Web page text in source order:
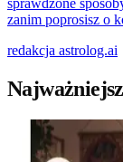
zanim poprosisz o
redakcja astrolog.ai